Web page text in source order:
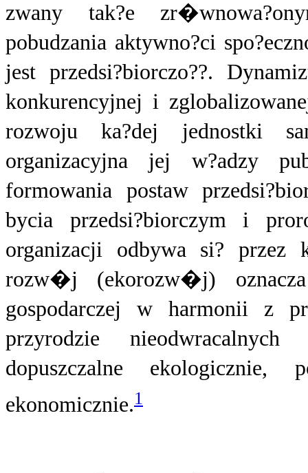
zwany tak?e
pobudzania aktywno?ci
jest przedsi?biorczo??.
konkurencyjnej i
rozwoju ka?dej jednostki
organizacyjna jej w?adzy
formowania postaw
bycia przedsi?biorczym i
organizacji odbywa si? przez
rozw�j (ekorozw�j) oznacza
gospodarczej w harmonii z
przyrodzie
dopuszczalne ekologicznie,
ekonomicznie.1